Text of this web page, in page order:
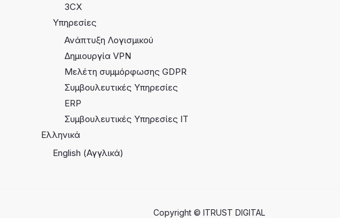
3CX
Υπηρεσίες
Ανάπτυξη Λογισμικού
Δημιουργία VPN
Μελέτη συμμόρφωσης GDPR
Συμβουλευτικές Υπηρεσίες
ERP
Συμβουλευτικές Υπηρεσίες ΙΤ
Ελληνικά
English (Αγγλικά)
Copyright © ITRUST DIGITAL